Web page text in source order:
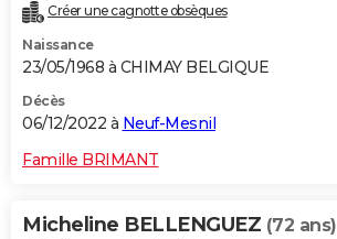
Créer une cagnotte obsèques
Naissance
23/05/1968 à CHIMAY BELGIQUE
Décès
06/12/2022 à Neuf-Mesnil
Famille BRIMANT
Micheline BELLENGUEZ (72 ans)